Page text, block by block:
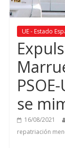
UE - Estado
se
16/08/2021
repatriación